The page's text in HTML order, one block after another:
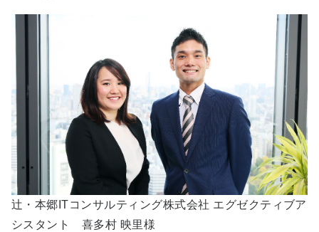
辻・本郷ITコンサルティング株式会社 エグゼクティブア
シスタント 喜多村 映里様